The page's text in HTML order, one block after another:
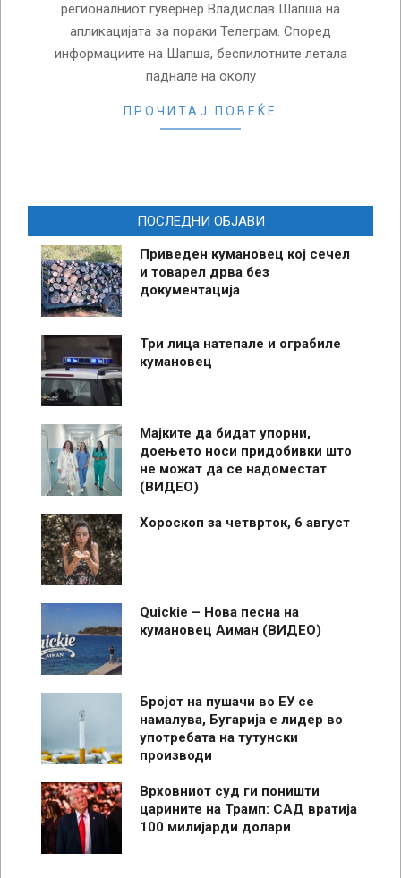
регионалниот гувернер Владислав Шапша на
апликацијата за пораки Телеграм. Според
информациите на Шапша, беспилотните летала
паднале на околу
ПРОЧИТАЈ ПОВЕЌЕ
ПОСЛЕДНИ ОБЈАВИ
Приведен кумановец кој сечел
и товарел дрва без
документација
Три лица натепале и ограбиле
кумановец
Мајките да бидат упорни,
доењето носи придобивки што
не можат да се надоместат
(ВИДЕО)
Хороскоп за четврток, 6 август
Quickie – Нова песна на
кумановец Аиман (ВИДЕО)
Бројот на пушачи во ЕУ се
намалува, Бугарија е лидер во
употребата на тутунски
производи
Врховниот суд ги поништи
царините на Трамп: САД вратија
100 милијарди долари